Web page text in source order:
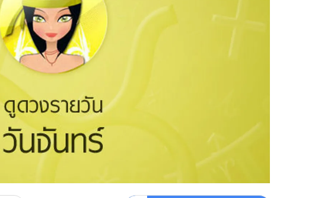
Sanook Choice
ตามสนุกโซเชียลได้ที่
จำกัด